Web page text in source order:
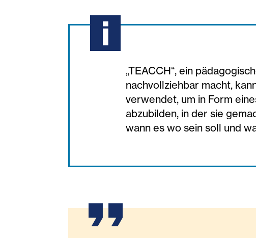
„TEACCH“, ein
nachvollziehbar macht,
verwendet, um in Form
abzubilden, in der sie
wann es wo sein soll und